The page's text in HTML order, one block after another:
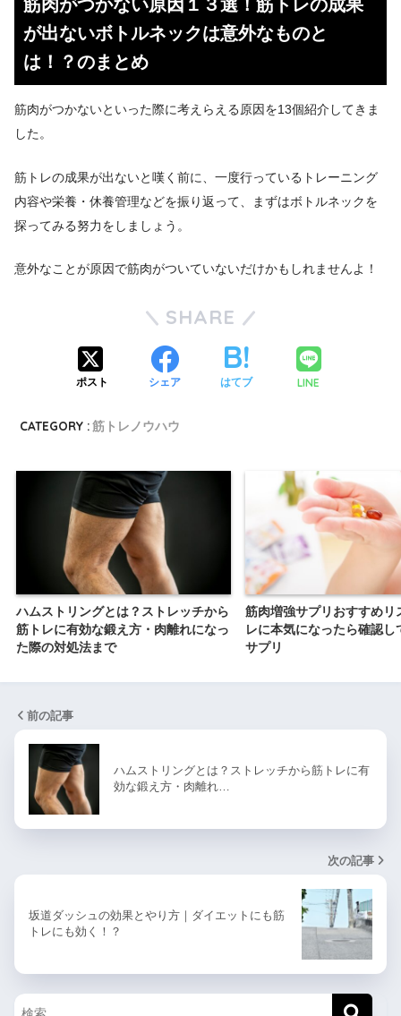
筋肉がつかない原因１３選！筋トレの成果
が出ないボトルネックは意外なものと
は！？のまとめ
筋肉がつかないといった際に考えらえる原因を13個紹介してきま
した。
筋トレの成果が出ないと嘆く前に、一度行っているトレーニング
内容や栄養・休養管理などを振り返って、まずはボトルネックを
探ってみる努力をしましょう。
意外なことが原因で筋肉がついていないだけかもしれませんよ！
SHARE
ポスト シェア はてブ LINE
CATEGORY :筋トレノウハウ
ハムストリングとは？ストレッチから
筋トレに有効な鍛え方・肉離れになっ
た際の対処法まで
筋肉増強サプリおすすめリ
レに本気になったら確認し
サプリ
前の記事
ハムストリングとは？ストレッチから筋トレに有
効な鍛え方・肉離れ…
次の記事
坂道ダッシュの効果とやり方｜ダイエットにも筋
トレにも効く！？